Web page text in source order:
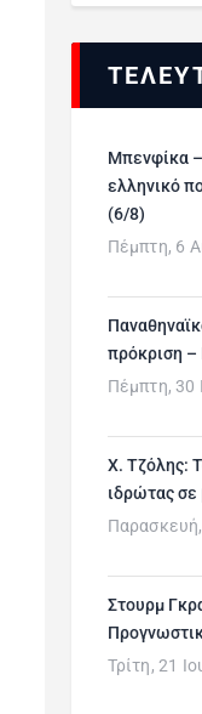
Μπενφίκα
ελληνικό
(6/8)
Πέμπτη, 6
πρόκριση
Πέμπτη, 30
Χ. Τζόλης:
ιδρώτας σε
Στουρμ
Τρίτη, 21